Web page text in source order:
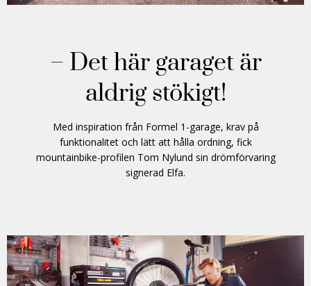
– Det här garaget är
aldrig stökigt!
Med inspiration från Formel 1-garage, krav på
funktionalitet och lätt att hålla ordning, fick
mountainbike-profilen Tom Nylund sin drömförvaring
signerad Elfa.